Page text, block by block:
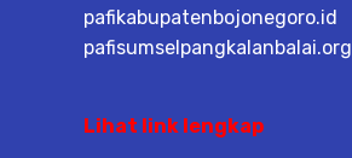
pafikabupatenbojonegoro.id
pafisumselpangkalanbalai.org
Lihat link lengkap